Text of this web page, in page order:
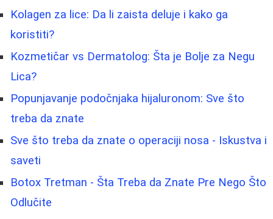
Kolagen za lice: Da li zaista deluje i kako ga
koristiti?
Kozmetičar vs Dermatolog: Šta je Bolje za Negu
Lica?
Popunjavanje podočnjaka hijaluronom: Sve što
treba da znate
Sve što treba da znate o operaciji nosa - Iskustva i
saveti
Botox Tretman - Šta Treba da Znate Pre Nego Što
Odlučite